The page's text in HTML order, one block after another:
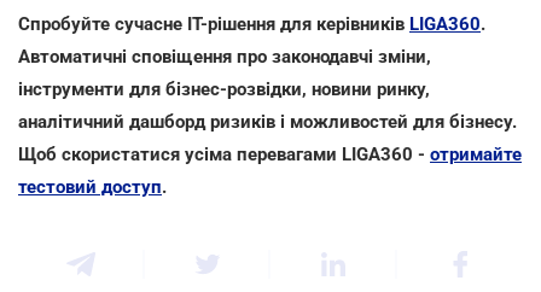
Спробуйте сучасне ІТ-рішення для керівників LIGA360.
Автоматичні сповіщення про законодавчі зміни,
інструменти для бізнес-розвідки, новини ринку,
аналітичний дашборд ризиків і можливостей для бізнесу.
Щоб скористатися усіма перевагами LIGA360 - отримайте
тестовий доступ.